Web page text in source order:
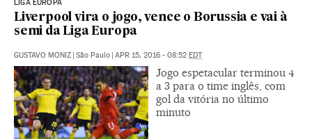
LIGA EUROPA
Liverpool vira o jogo, vence o Borussia e vai à
semi da Liga Europa
GUSTAVO MONIZ São Paulo APR 15, 2016 - 08:52 EDT
Jogo espetacular terminou 4
a 3 para o time inglês, com
gol da vitória no último
minuto